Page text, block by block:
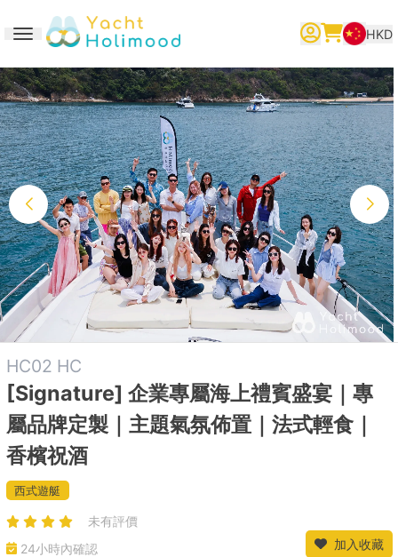
Toggle navigation
繁體中文 English 简体中文
HKD
HC02 HC
[Signature] 企業專屬海上禮賓盛宴｜專
屬品牌定製｜主題氣氛佈置｜法式輕食｜
香檳祝酒
西式遊艇
未有評價
24小時內確認
加入收藏